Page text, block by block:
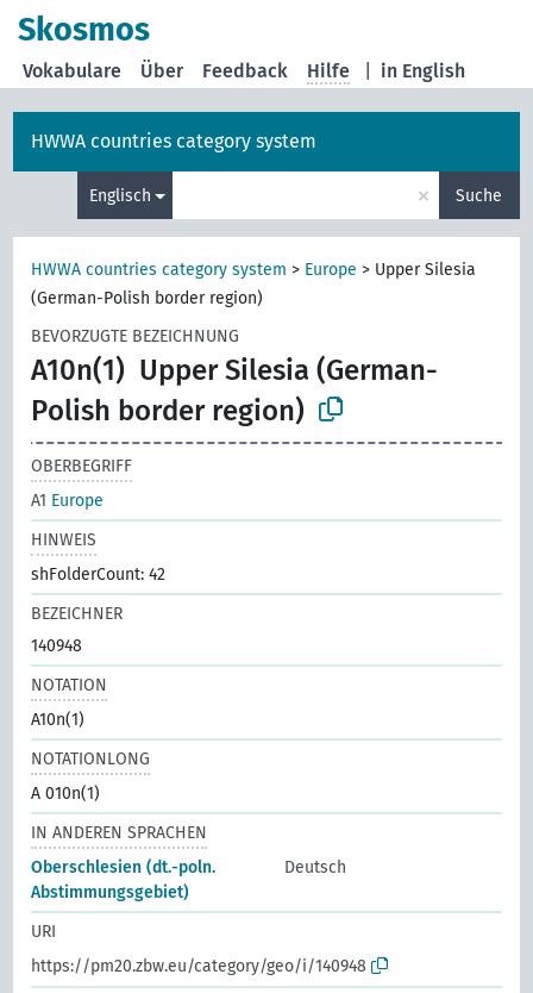
Skosmos
in English
Vokabulare Über Feedback Hilfe
HWWA countries category system
Englisch × Suche
HWWA countries category system > Europe > Upper Silesia
(German-Polish border region)
BEVORZUGTE BEZEICHNUNG
A10n(1) Upper Silesia (German-
Polish border region)
OBERBEGRIFF
A1 Europe
HINWEIS
shFolderCount: 42
BEZEICHNER
140948
NOTATION
A10n(1)
NOTATIONLONG
A 010n(1)
IN ANDEREN SPRACHEN
Oberschlesien (dt.-poln.
Abstimmungsgebiet)
Deutsch
URI
https://pm20.zbw.eu/category/geo/i/140948